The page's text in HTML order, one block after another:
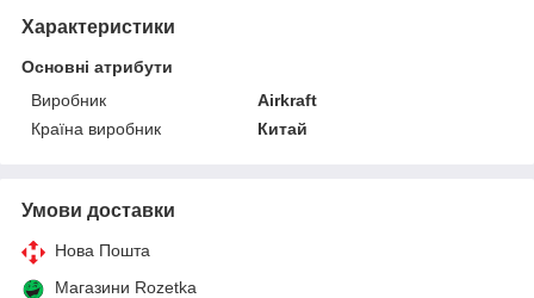
Характеристики
Основні атрибути
Виробник
Airkraft
Країна виробник
Китай
Умови доставки
Нова Пошта
Магазини Rozetka